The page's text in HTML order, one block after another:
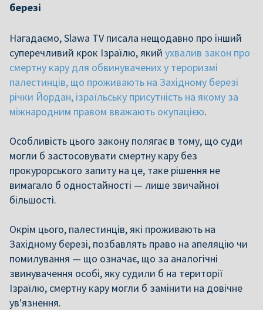
березі
Нагадаємо, Slawa TV писала нещодавно про інший
суперечливий крок Ізраїлю, який ухвалив закон про
смертну кару для обвинувачених у тероризмі
палестинців, що проживають на Західному березі
річки Йордан, ізраїльську присутність на якому за
міжнародним правом вважають окупацією.
Особливість цього закону полягає в тому, що суди
могли б застосовувати смертну кару без
прокурорського запиту на це, таке рішення не
вимагало б одностайності — лише звичайної
більшості.
Окрім цього, палестинців, які проживають на
Західному березі, позбавлять право на апеляцію чи
помилування — що означає, що за аналогічні
звинувачення особі, яку судили б на території
Ізраїлю, смертну кару могли б замінити на довічне
ув'язнення.